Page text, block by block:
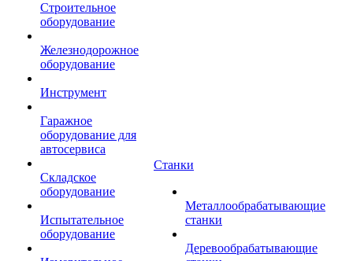
Строительное
оборудование
Железнодорожное
оборудование
Инструмент
Гаражное
оборудование для
автосервиса
Складское
оборудование
Испытательное
оборудование
Станки
Металлообрабатывающие
станки
Деревообрабатывающие